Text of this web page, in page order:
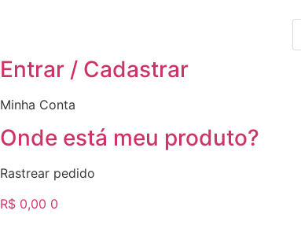
conteúdo
Entrar / Cadastrar
Minha Conta
Onde está meu produto?
Rastrear pedido
R$ 0,00 0